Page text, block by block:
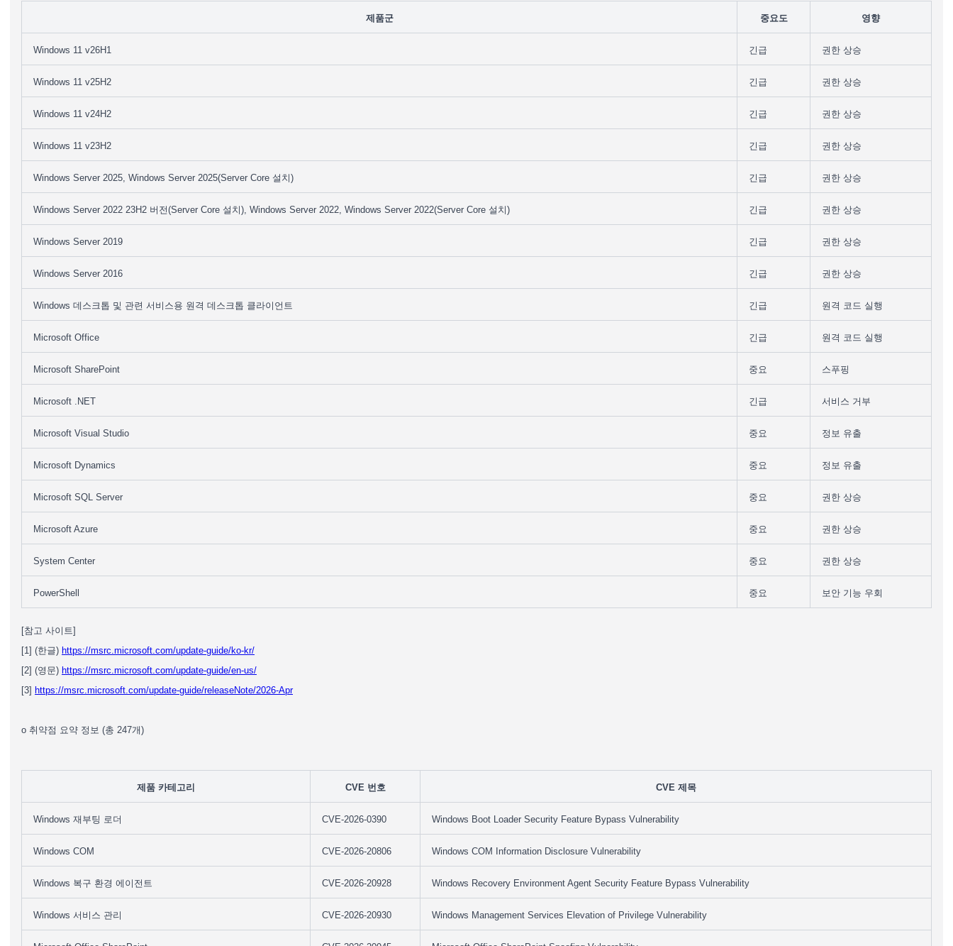
제품군 중요도 영향
Windows 11 v26H1 긴급 권한 상승
Windows 11 v25H2 긴급 권한 상승
Windows 11 v24H2 긴급 권한 상승
Windows 11 v23H2 긴급 권한 상승
Windows Server 2025, Windows Server 2025(Server Core 설치) 긴급 권한 상승
Windows Server 2022 23H2 버전(Server Core 설치), Windows Server 2022, Windows Server 2022(Server Core 설치) 긴급 권한 상승
Windows Server 2019 긴급 권한 상승
Windows Server 2016 긴급 권한 상승
Windows 데스크톱 및 관련 서비스용 원격 데스크톱 클라이언트 긴급 원격 코드 실행
Microsoft Office 긴급 원격 코드 실행
Microsoft SharePoint 중요 스푸핑
Microsoft .NET 긴급 서비스 거부
Microsoft Visual Studio 중요 정보 유출
Microsoft Dynamics 중요 정보 유출
Microsoft SQL Server 중요 권한 상승
Microsoft Azure 중요 권한 상승
System Center 중요 권한 상승
PowerShell 중요 보안 기능 우회
[참고 사이트]
[1] (한글) https://msrc.microsoft.com/update-guide/ko-kr/
[2] (영문) https://msrc.microsoft.com/update-guide/en-us/
[3] https://msrc.microsoft.com/update-guide/releaseNote/2026-Apr
o 취약점 요약 정보 (총 247개)
제품 카테고리 CVE 번호 CVE 제목
Windows 재부팅 로더 CVE-2026-0390 Windows Boot Loader Security Feature Bypass Vulnerability
Windows COM CVE-2026-20806 Windows COM Information Disclosure Vulnerability
Windows 복구 환경 에이전트 CVE-2026-20928 Windows Recovery Environment Agent Security Feature Bypass Vulnerability
Windows 서비스 관리 CVE-2026-20930 Windows Management Services Elevation of Privilege Vulnerability